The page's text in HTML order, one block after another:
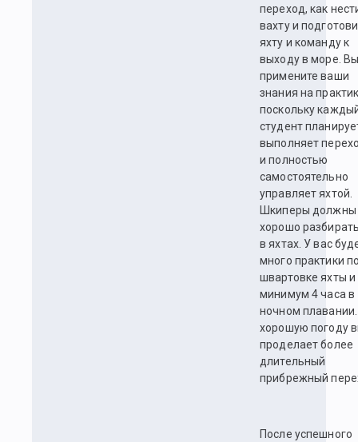
переход, как
вахту и
яхту и команду к
выходу в море.
примените ваши
знания на
поскольку
студент
выполняет
и полностью
самостоятельно
управляет яхтой.
Шкиперы должны
хорошо
в яхтах. У вас
много практики
швартовке яхты и
минимум 4 часа в
ночном
хорошую погоду
проделает более
длительный
прибрежный
После успешного